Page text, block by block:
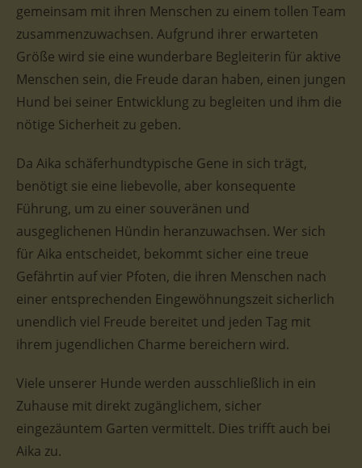
gemeinsam mit ihren Menschen zu einem tollen Team
zusammenzuwachsen. Aufgrund ihrer erwarteten
Größe wird sie eine wunderbare Begleiterin für aktive
Menschen sein, die Freude daran haben, einen jungen
Hund bei seiner Entwicklung zu begleiten und ihm die
nötige Sicherheit zu geben.
Da Aika schäferhundtypische Gene in sich trägt,
benötigt sie eine liebevolle, aber konsequente
Führung, um zu einer souveränen und
ausgeglichenen Hündin heranzuwachsen. Wer sich
für Aika entscheidet, bekommt sicher eine treue
Gefährtin auf vier Pfoten, die ihren Menschen nach
einer entsprechenden Eingewöhnungszeit sicherlich
unendlich viel Freude bereitet und jeden Tag mit
ihrem jugendlichen Charme bereichern wird.
Viele unserer Hunde werden ausschließlich in ein
Zuhause mit direkt zugänglichem, sicher
eingezäuntem Garten vermittelt. Dies trifft auch bei
Aika zu.